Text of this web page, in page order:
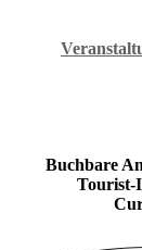
Buchbare
Tourist-